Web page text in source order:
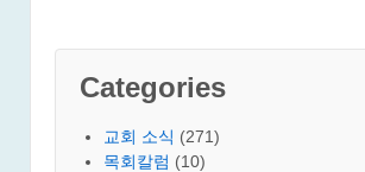
Categories
교회 소식 (271)
목회칼럼 (10)